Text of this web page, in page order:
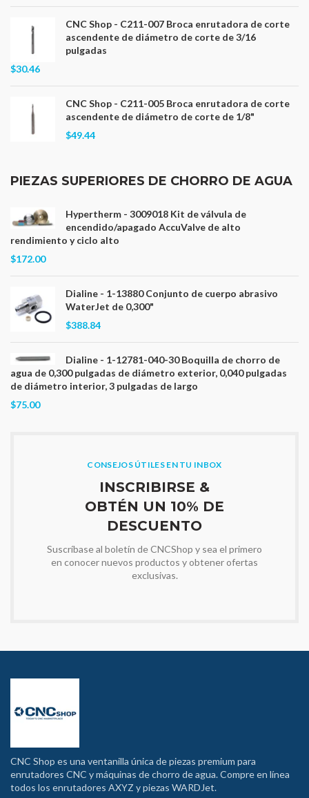
CNC Shop - C211-007 Broca enrutadora de corte
ascendente de diámetro de corte de 3/16
pulgadas
$30.46
CNC Shop - C211-005 Broca enrutadora de corte
ascendente de diámetro de corte de 1/8"
$49.44
PIEZAS SUPERIORES DE CHORRO DE AGUA
Hypertherm - 3009018 Kit de válvula de
encendido/apagado AccuValve de alto
rendimiento y ciclo alto
$172.00
Dialine - 1-13880 Conjunto de cuerpo abrasivo
WaterJet de 0,300"
$388.84
Dialine - 1-12781-040-30 Boquilla de chorro de
agua de 0,300 pulgadas de diámetro exterior, 0,040 pulgadas
de diámetro interior, 3 pulgadas de largo
$75.00
CONSEJOS ÚTILES EN TU INBOX
INSCRIBIRSE &
OBTÉN UN 10% DE
DESCUENTO
Suscríbase al boletín de CNCShop y sea el primero
en conocer nuevos productos y obtener ofertas
exclusivas.
CNC Shop es una ventanilla única de piezas premium para
enrutadores CNC y máquinas de chorro de agua. Compre en línea
todos los enrutadores AXYZ y piezas WARDJet.